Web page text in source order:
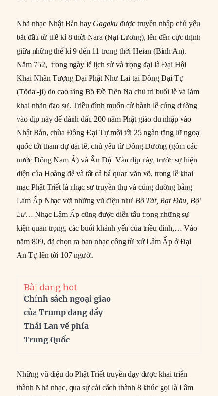
Nhã nhạc Nhật Bản hay Gagaku được truyền nhập chủ yếu
bắt đầu từ thế kỉ 8 thời Nara (Nại Lương), lên đến cực thịnh
giữa những thế kỉ 9 đến 11 trong thời Heian (Bình An).
Năm 752, trong ngày lễ lịch sử và trọng đại là Đại Hội
Khai Nhãn Tượng Đại Phật Như Lai tại Đông Đại Tự
(Tôdai-ji) do cao tăng Bồ Đề Tiên Na chủ trì buổi lễ và làm
khai nhãn đạo sư. Triều đình muốn cử hành lễ cúng dường
vào dịp này để đánh dấu 200 năm Phật giáo du nhập vào
Nhật Bản, chùa Đông Đại Tự mời tới 25 ngàn tăng lữ ngoại
quốc tới tham dự đại lễ, chủ yếu từ Đông Dương (gồm các
nước Đông Nam Á) và Ấn Độ. Vào dịp này, trước sự hiện
diện của Hoàng đế và tất cả bá quan văn võ, trong lễ khai
mạc Phật Triết là nhạc sư truyền thụ và cúng dường bằng
Lâm Ấp Nhạc với những vũ điệu như Bồ Tát, Bạt Đầu, Bội
Lư… Nhạc Lâm Ấp cũng được diễn tấu trong những sự
kiện quan trọng, các buổi khánh yến của triều đình,… Vào
năm 809, đã chọn ra ban nhạc công từ xứ Lâm Ấp ở Đại
An Tự lên tới 107 người.
Bài đang hot
Chính sách ngoại giao
của Trump đang đẩy
Thái Lan về phía
Trung Quốc
Những vũ điệu do Phật Triết truyền dạy được khai triển
thành Nhã nhạc, qua sự cải cách thành 8 khúc gọi là Lâm